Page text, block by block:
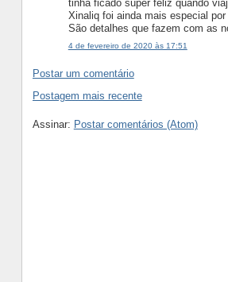
tinha ficado super feliz quando
Xinaliq foi ainda mais especial
São detalhes que fazem com as
4 de fevereiro de 2020 às 17:51
Postar um comentário
Postagem mais recente
Assinar: Postar comentários (Atom)